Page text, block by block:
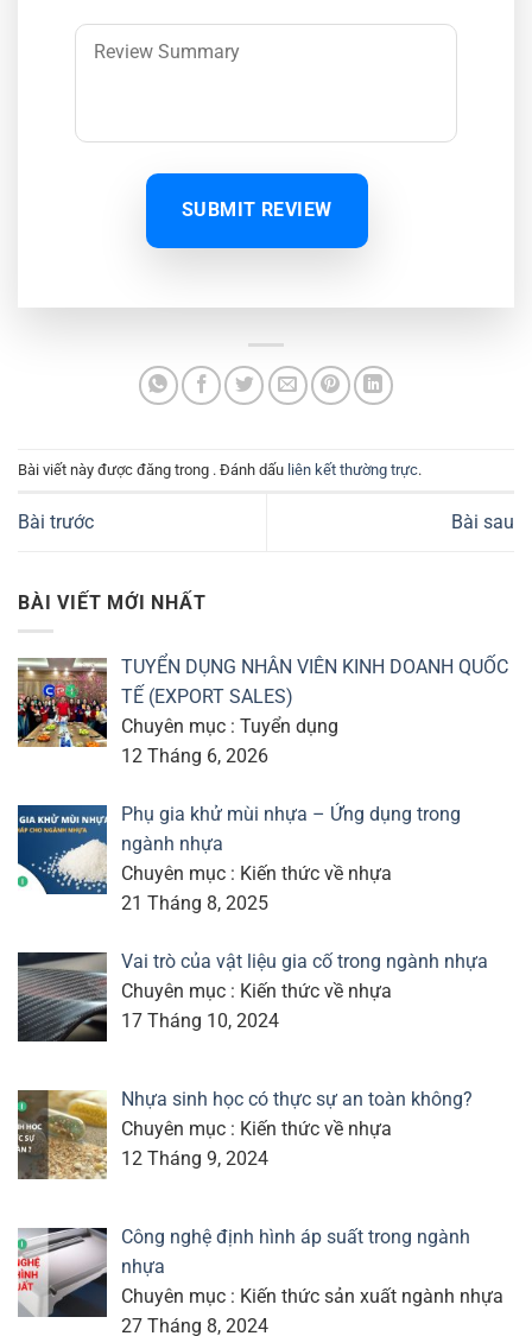
SUBMIT REVIEW
Bài viết này được đăng trong . Đánh dấu liên kết thường trực.
Bài trước Bài sau
BÀI VIẾT MỚI NHẤT
TUYỂN DỤNG NHÂN VIÊN KINH DOANH QUỐC
TẾ (EXPORT SALES)
Chuyên mục : Tuyển dụng
12 Tháng 6, 2026
Phụ gia khử mùi nhựa – Ứng dụng trong
ngành nhựa
Chuyên mục : Kiến thức về nhựa
21 Tháng 8, 2025
Vai trò của vật liệu gia cố trong ngành nhựa
Chuyên mục : Kiến thức về nhựa
17 Tháng 10, 2024
Nhựa sinh học có thực sự an toàn không?
Chuyên mục : Kiến thức về nhựa
12 Tháng 9, 2024
Công nghệ định hình áp suất trong ngành
nhựa
Chuyên mục : Kiến thức sản xuất ngành nhựa
27 Tháng 8, 2024